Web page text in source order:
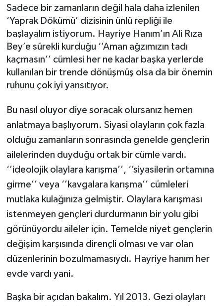
Sadece bir zamanların değil hala daha izlenilen
‘Yaprak Dökümü’ dizisinin ünlü repliği ile
başlayalım istiyorum. Hayriye Hanım’ın Ali Rıza
Bey’e sürekli kurduğu ‘’Aman ağzımızın tadı
kaçmasın’’ cümlesi her ne kadar başka yerlerde
kullanılan bir trende dönüşmüş olsa da bir önemin
ruhunu çok iyi yansıtıyor.
Bu nasıl oluyor diye soracak olursanız hemen
anlatmaya başlıyorum. Siyasi olayların çok fazla
olduğu zamanların sonrasında genelde gençlerin
ailelerinden duyduğu ortak bir cümle vardı.
‘’ideolojik olaylara karışma’’, ‘’siyasilerin ortamına
girme’’ veya ‘’kavgalara karışma’’ cümleleri
mutlaka kulağınıza gelmiştir. Olaylara karışması
istenmeyen gençleri durdurmanın bir yolu gibi
görünüyordu aileler için. Temelde niyet gençlerin
değişim karşısında dirençli olması ve var olan
düzenlerinin bozulmamasıydı. Hayriye hanım her
evde vardı yani.
Başka bir açıdan bakalım. Yıl 2013. Gezi olayları
Gündem
Politika
Spor
Turizm